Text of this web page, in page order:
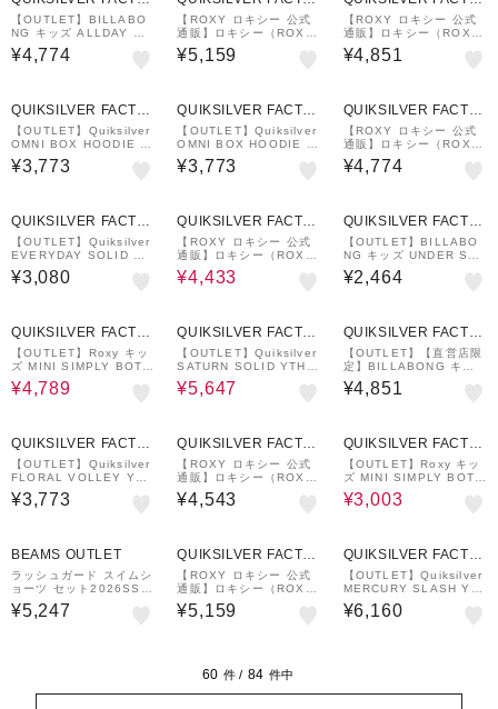
RY OUTLET STORE
【OUTLET】BILLABO
NG キッズ ALLDAY OG
ボードショーツ 【2025
年春夏モデル】
¥4,774
RY OUTLET STORE
【ROXY ロキシー 公式
通販】ロキシー（ROX
Y）【OUTLET】Roxy
MINI ARTSY FLORAL
¥5,159
RY OUTLET STORE
【ROXY ロキシー 公式
通販】ロキシー（ROX
Y）【OUTLET】Roxy R
OXY DOT ONE PIECE
¥4,851
QUIKSILVER FACTO
RY OUTLET STORE
【OUTLET】Quiksilver
OMNI BOX HOODIE Y
OUTH キッズ ラッシュ
ガード フーディ パーカ
¥3,773
QUIKSILVER FACTO
RY OUTLET STORE
【OUTLET】Quiksilver
OMNI BOX HOODIE Y
OUTH キッズ ラッシュ
ガード フーディ パーカ
¥3,773
QUIKSILVER FACTO
RY OUTLET STORE
【ROXY ロキシー 公式
通販】ロキシー（ROX
Y）【OUTLET】Roxy
MINI RASHIE STAND
¥4,774
QUIKSILVER FACTO
RY OUTLET STORE
【OUTLET】Quiksilver
EVERYDAY SOLID VL
BOY 12 キッズ ボード
ショーツ
¥3,080
QUIKSILVER FACTO
RY OUTLET STORE
【ROXY ロキシー 公式
通販】ロキシー（ROX
Y）【OUTLET】Roxy
キッズ MINI RASHIE P
¥4,433
QUIKSILVER FACTO
RY OUTLET STORE
【OUTLET】BILLABO
NG キッズ UNDER SH
ORTS 【2025年春夏モ
デル】
¥2,464
QUIKSILVER FACTO
RY OUTLET STORE
【OUTLET】Roxy キッ
ズ MINI SIMPLY BOTA
NICAL LOGO PARKA
ラッシュガード
¥4,789
QUIKSILVER FACTO
RY OUTLET STORE
【OUTLET】Quiksilver
SATURN SOLID YTH 1
7 キッズ ボードショーツ
¥5,647
QUIKSILVER FACTO
RY OUTLET STORE
【OUTLET】【直営店限
定】BILLABONG キッ
ズ VACAY LB ボードシ
ョーツ 【2025年春夏モ
¥4,851
QUIKSILVER FACTO
RY OUTLET STORE
【OUTLET】Quiksilver
FLORAL VOLLEY YO
UTH 16
¥3,773
QUIKSILVER FACTO
RY OUTLET STORE
【ROXY ロキシー 公式
通販】ロキシー（ROX
Y）【OUTLET】Roxy
MINI ARTSY FLORAL
¥4,543
QUIKSILVER FACTO
RY OUTLET STORE
【OUTLET】Roxy キッ
ズ MINI SIMPLY BOTA
NICAL LOGO S/S ラッ
シュガード
¥3,003
BEAMS OUTLET
ラッシュガード スイムシ
ョーツ セット2026SS
（100～130cm）水着
プール 水遊び 外遊び プ
¥5,247
QUIKSILVER FACTO
RY OUTLET STORE
【ROXY ロキシー 公式
通販】ロキシー（ROX
Y）【OUTLET】Roxy
MINI ARTSY FLORAL
¥5,159
QUIKSILVER FACTO
RY OUTLET STORE
【OUTLET】Quiksilver
MERCURY SLASH YT
H 17 キッズ ボードショ
ーツ
¥6,160
60 件 / 84 件中